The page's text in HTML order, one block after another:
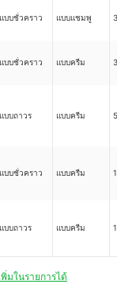
แบบชั่วคราว แบบแชมพู
แบบชั่วคราว แบบครีม
แบบถาวร แบบครีม
แบบชั่วคราว แบบครีม
แบบถาวร แบบครีม
มในรายการได้